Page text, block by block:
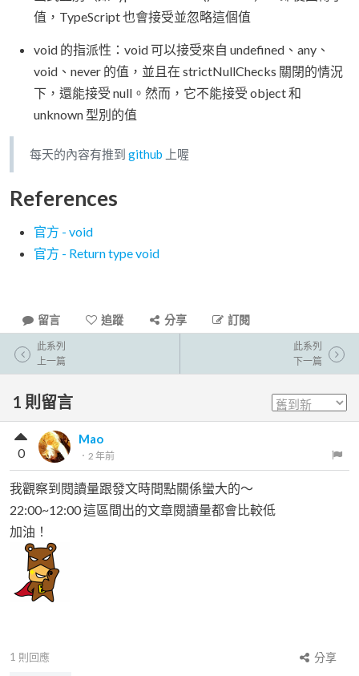
值，TypeScript 也會接受並忽略這個值
void 的指派性：void 可以接受來自 undefined、any、
void、never 的值，並且在 strictNullChecks 關閉的情況
下，還能接受 null。然而，它不能接受 object 和
unknown 型別的值
每天的內容有推到 github 上喔
References
官方 - void
官方 - Return type void
留言 追蹤 分享 訂閱
此系列
上一篇
此系列
下一篇
1 則留言
Mao
． 2 年前
0
我觀察到閱讀量跟發文時間點關係蠻大的～
22:00~12:00 這區間出的文章閱讀量都會比較低
加油！
1 則回應
分享